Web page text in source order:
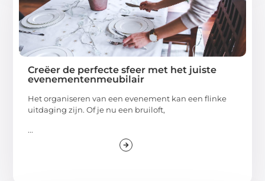
Creëer de perfecte sfeer met het juiste
evenementenmeubilair
Het organiseren van een evenement kan een flinke
uitdaging zijn. Of je nu een bruiloft,
...